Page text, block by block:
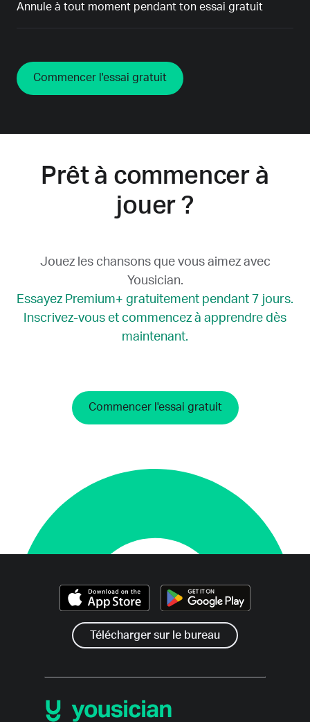
Annule à tout moment pendant ton essai gratuit
Commencer l'essai gratuit
Prêt à commencer à
jouer ?
Jouez les chansons que vous aimez avec
Yousician.
Essayez Premium+ gratuitement pendant 7 jours.
Inscrivez-vous et commencez à apprendre dès
maintenant.
Commencer l'essai gratuit
Télécharger sur le bureau